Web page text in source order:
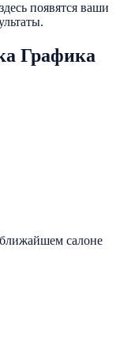
появятся ваши
Графика
салоне